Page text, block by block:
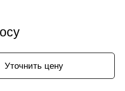
Уточнить цену